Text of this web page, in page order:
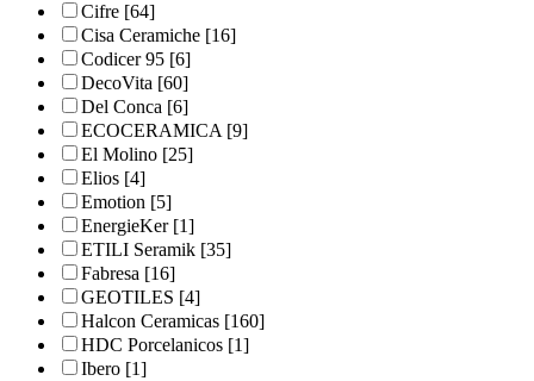
Cifre [64]
Cisa Ceramiche [16]
Codicer 95 [6]
DecoVita [60]
Del Conca [6]
ECOCERAMICA[9]
El Molino [25]
Elios [4]
Emotion [5]
EnergieKer[1]
ETILI Seramik [35]
Fabresa [16]
GEOTILES [4]
Halcon Ceramicas [160]
HDC Porcelanicos [1]
Ibero [1]